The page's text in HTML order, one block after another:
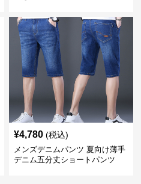
¥4,780 (税込)
メンズデニムパンツ 夏向け薄手
デニム五分丈ショートパンツ